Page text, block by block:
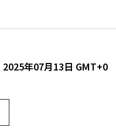
2025年07月13日 GMT+0